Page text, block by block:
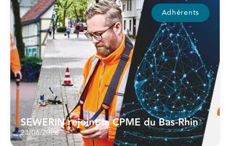
Adhérents
SEWERIN rejoint la CPME du Bas-Rhin
23/06/2026